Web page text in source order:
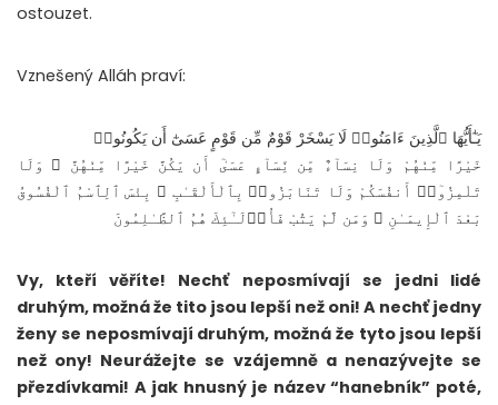
ostouzet.
Vznešený Alláh praví:
يَـٰٓأَيُّهَا ٱلَّذِينَ ءَامَنُوا۟ لَا يَسْخَرْ قَوْمٌ مِّن قَوْمٍ عَسَىٰٓ أَن يَكُونُوا۟
خَيْرًا مِّنْهُمْ وَلَا نِسَآءٌ مِّن نِّسَآءٍ عَسَىٰٓ أَن يَكُنَّ خَيْرًا مِّنْهُنَّ ۖ وَلَا
تَلْمِزُوٓا۟ أَنفُسَكُمْ وَلَا تَنَابَزُوا۟ بِٱلْأَلْقَـٰبِ ۖ بِئْسَ ٱلِٱسْمُ ٱلْفُسُوقُ
بَعْدَ ٱلْإِيمَـٰنِ ۚ وَمَن لَّمْ يَتُبْ فَأُو۟لَـٰٓئِكَ هُمُ ٱلظَّـٰلِمُونَ
Vy, kteří věříte! Nechť neposmívají se jedni lidé
druhým, možná že tito jsou lepší než oni! A nechť jedny
ženy se neposmívají druhým, možná že tyto jsou lepší
než ony! Neurážejte se vzájemně a nenazývejte se
přezdívkami! A jak hnusný je název “hanebník” poté,